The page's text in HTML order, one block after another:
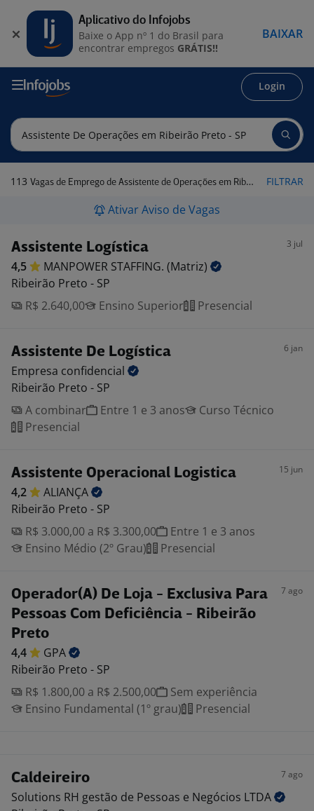
Login
113 Vagas de Emprego de Assistente de Operações em Ribeirão Preto - SP FILTRAR
Ativar Aviso de Vagas
Assistente Logística 3 jul
4,5 MANPOWER STAFFING. (Matriz)
Ribeirão Preto - SP
R$ 2.640,00
Ensino Superior Presencial
Assistente De Logística 6 jan
Empresa confidencial
Ribeirão Preto - SP
A combinar
Entre 1 e 3 anos
Curso Técnico
Presencial
Assistente Operacional Logistica 15 jun
4,2
ALIANÇA
Ribeirão Preto - SP
R$ 3.000,00 a R$ 3.300,00
Entre 1 e 3 anos
Ensino Médio (2º Grau)
Presencial
Operador(A) De Loja - Exclusiva Para
Pessoas Com Deficiência - Ribeirão
Preto
7 ago
4,4
GPA
Ribeirão Preto - SP
R$ 1.800,00 a R$ 2.500,00
Sem experiência
Ensino Fundamental (1º grau)
Presencial
Caldeireiro 7 ago
Solutions RH gestão de Pessoas e Negócios LTDA
Aplicativo do Infojobs
Baixe o App nº 1 do Brasil para
encontrar empregos GRÁTIS!!
BAIXAR